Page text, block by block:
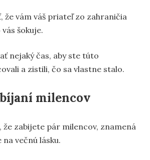
že vám váš priateľ zo zahraničia
šokuje.
nejaký čas, aby ste túto
a zistili, čo sa vlastne stalo.
milencov
že zabijete pár milencov, znamená
večnú lásku.